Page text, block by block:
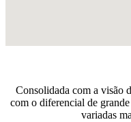
Consolidada com a visão
com o diferencial de
variadas